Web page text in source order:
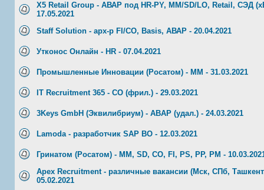
X5 Retail Group - АВАР под HR-PY, MM/SD/LO, Retail, СЭД
17.05.2021
Staff Solution - арх-р FI/CO, Basis, АВАР - 20.04.2021
Утконос Онлайн - HR - 07.04.2021
Промышленные Инновации (Росатом) - ММ - 31.03.2021
IT Recruitment 365 - CO (фрил.) - 29.03.2021
3Keys GmbH (Эквилибриум) - ABAP (удал.) - 24.03.2021
Lamoda - разработчик SAP BO - 12.03.2021
Гринатом (Росатом) - МM, SD, СO, FI, PS, PP, PM -
Apex Recruitment - различные вакансии (Мск, СПб,
05.02.2021